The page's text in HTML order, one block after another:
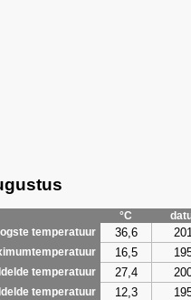
°C
temperatuur
36,6
16,5
temperatuur 27,4
temperatuur 12,3